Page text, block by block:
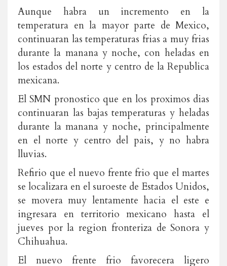
Aunque habra un incremento en la
temperatura en la mayor parte de Mexico,
continuaran las temperaturas frias a muy frias
durante la manana y noche, con heladas en
los estados del norte y centro de la Republica
mexicana.
El SMN pronostico que en los proximos dias
continuaran las bajas temperaturas y heladas
durante la manana y noche, principalmente
en el norte y centro del pais, y no habra
lluvias.
Refirio que el nuevo frente frio que el martes
se localizara en el suroeste de Estados Unidos,
se movera muy lentamente hacia el este e
ingresara en territorio mexicano hasta el
jueves por la region fronteriza de Sonora y
Chihuahua.
El nuevo frente frio favorecera ligero